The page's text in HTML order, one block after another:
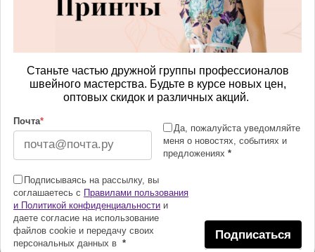
Станьте частью дружной группы профессионалов
швейного мастерства. Будьте в курсе новых цен,
оптовых скидок и различных акций.
Почта*
Да, пожалуйста уведомляйте
меня о новостях, событиях и
предложениях *
Подписываясь на рассылку, вы
соглашаетесь с Правилами пользования
и Политикой конфиденциальности и
даете согласие на использование
файлов cookie и передачу своих
персональных данных в *
Подписаться